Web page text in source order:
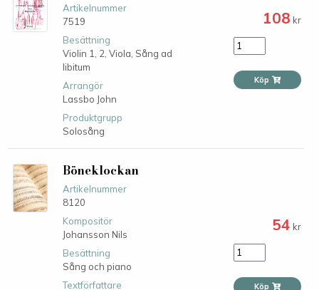
Artikelnummer
7519
Besättning
Violin 1,
2, Viola, Sång ad
libitum
Arrangör
Lassbo John
Produktgrupp
Solosång
108 kr
Köp
Böneklockan
Artikelnummer
8120
Kompositör
Johansson Nils
Besättning
Sång och piano
Textförfattare
54 kr
Köp